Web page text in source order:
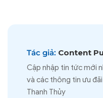
Tác giả: Content
Cập nhập tin tức mới
và các thông tin ưu
Thanh Thủy